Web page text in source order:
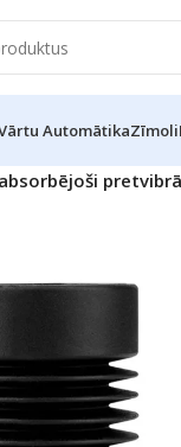
AutomātikaZīmoli